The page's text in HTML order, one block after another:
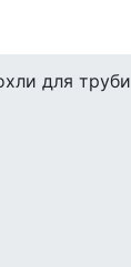
для труби